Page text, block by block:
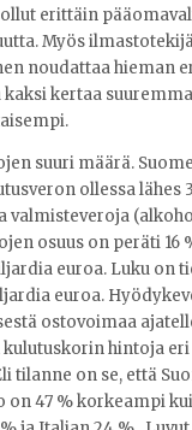
erittäin
Myös
noudattaa hieman
kertaa
suuri määrä.
ollessa lähes
osuus on peräti 16
euroa. Luku on
euroa.
ostovoimaa
hintoja eri
tilanne on se, että
47 % korkeampi